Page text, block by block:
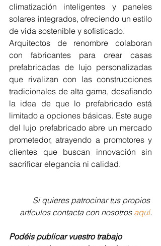
climatización inteligentes y paneles
solares integrados, ofreciendo un estilo
de vida sostenible y sofisticado.
Arquitectos de renombre colaboran
con fabricantes para crear casas
prefabricadas de lujo personalizadas
que rivalizan con las construcciones
tradicionales de alta gama, desafiando
la idea de que lo prefabricado está
limitado a opciones básicas. Este auge
del lujo prefabricado abre un mercado
prometedor, atrayendo a promotores y
clientes que buscan innovación sin
sacrificar elegancia ni calidad.
Si quieres patrocinar tus propios
artículos contacta con nosotros aquí.
Podéis publicar vuestro trabajo